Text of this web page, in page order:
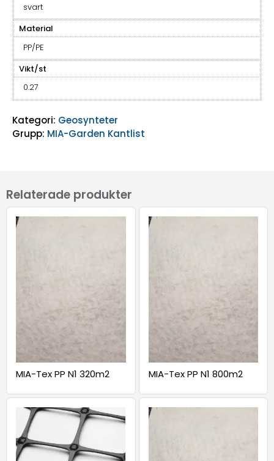
svart
Material
PP/PE
Vikt/st
0.27
Kategori: Geosynteter
Grupp: MIA-Garden Kantlist
Relaterade produkter
MIA-Tex PP N1 320m2 MIA-Tex PP N1 800m2